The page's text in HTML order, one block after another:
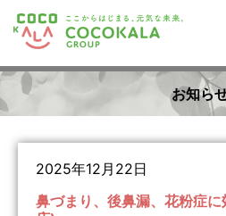
お知ら
2025年12月22日
鼻づまり、後鼻漏、花粉症